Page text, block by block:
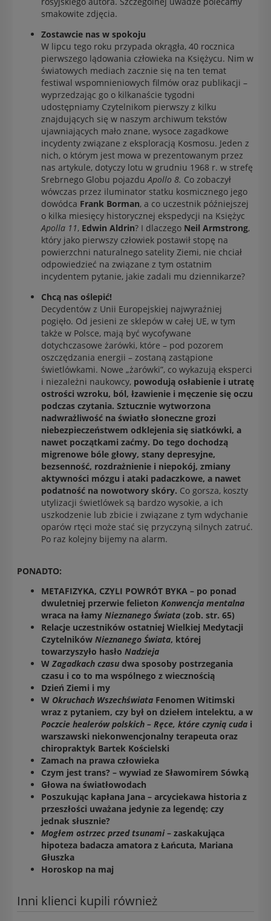
smakowite zdjęcia.
Zostawcie nas w spokoju
W lipcu tego roku przypada okrągła, 40 rocznica
pierwszego lądowania człowieka na Księżycu. Nim w
światowych mediach zacznie się na ten temat
festiwal wspomnieniowych filmów oraz publikacji –
wyprzedzając go o kilkanaście tygodni
udostępniamy Czytelnikom pierwszy z kilku
znajdujących się w naszym archiwum tekstów
ujawniających mało znane, wysoce zagadkowe
incydenty związane z eksploracją Kosmosu. Jeden z
nich, o którym jest mowa w prezentowanym przez
nas artykule, dotyczy lotu w grudniu 1968 r. w strefę
Srebrnego Globu pojazdu Apollo 8. Co zobaczył
wówczas przez iluminator statku kosmicznego jego
dowódca Frank Borman, a co uczestnik późniejszej
o kilka miesięcy historycznej ekspedycji na Księżyc
Apolla 11, Edwin Aldrin? I dlaczego Neil Armstrong,
który jako pierwszy człowiek postawił stopę na
powierzchni naturalnego satelity Ziemi, nie chciał
odpowiedzieć na związane z tym ostatnim
incydentem pytanie, jakie zadali mu dziennikarze?
Chcą nas oślepić!
Decydentów z Unii Europejskiej najwyraźniej
pogięło. Od jesieni ze sklepów w całej UE, w tym
także w Polsce, mają być wycofywane
dotychczasowe żarówki, które – pod pozorem
oszczędzania energii – zostaną zastąpione
świetlówkami. Nowe „żarówki”, co wykazują eksperci
i niezależni naukowcy, powodują osłabienie i utratę
ostrości wzroku, ból, łzawienie i męczenie się oczu
podczas czytania. Sztucznie wytworzona
nadwrażliwość na światło słoneczne grozi
niebezpieczeństwem odklejenia się siatkówki, a
nawet początkami zaćmy. Do tego dochodzą
migrenowe bóle głowy, stany depresyjne,
bezsenność, rozdrażnienie i niepokój, zmiany
aktywności mózgu i ataki padaczkowe, a nawet
podatność na nowotwory skóry. Co gorsza, koszty
utylizacji świetlówek są bardzo wysokie, a ich
uszkodzenie lub zbicie i związane z tym wdychanie
oparów rtęci może stać się przyczyną silnych zatruć.
Po raz kolejny bijemy na alarm.
PONADTO:
METAFIZYKA, CZYLI POWRÓT BYKA – po ponad
dwuletniej przerwie felieton Konwencja mentalna
wraca na łamy Nieznanego Świata (zob. str. 65)
Relacje uczestników ostatniej Wielkiej Medytacji
Czytelników Nieznanego Świata, której
towarzyszyło hasło Nadzieja
W Zagadkach czasu dwa sposoby postrzegania
czasu i co to ma wspólnego z wiecznością
Dzień Ziemi i my
W Okruchach Wszechświata Fenomen Witimski
wraz z pytaniem, czy był on dziełem intelektu, a w
Poczcie healerów polskich – Ręce, które czynią cuda i
warszawski niekonwencjonalny terapeuta oraz
chiropraktyk Bartek Kościelski
Zamach na prawa człowieka
Czym jest trans? – wywiad ze Sławomirem Sówką
Głowa na światłowodach
Poszukując kapłana Jana – arcyciekawa historia z
przeszłości uważana jedynie za legendę; czy
jednak słusznie?
Mogłem ostrzec przed tsunami– zaskakująca
hipoteza badacza amatora z Łańcuta, Mariana
Głuszka
Horoskop na maj
Inni klienci kupili również